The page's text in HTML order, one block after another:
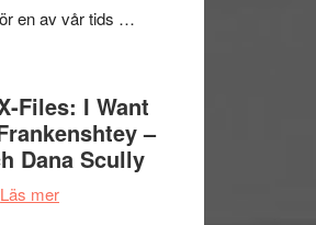
Folkets
en
helt
lysande
en av vår tids …
Files: I Want
–
Dana Scully
Läs merom